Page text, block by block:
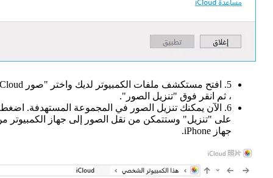
، ثم انقر فوق "تنزيل الصور".
6. الآن يمكنك تنزيل الصور في المجموعة المستهدفة. اضغط
على "تنزيل" وستتمكن من نقل الصور إلى جهاز الكمبيوتر
جهاز iPhone.